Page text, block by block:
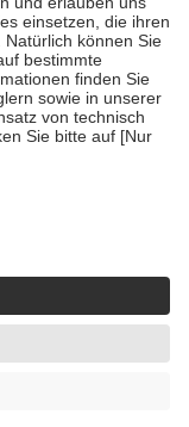
18. Lebensjahr
die von der
echte Bewertungen
künstlicher